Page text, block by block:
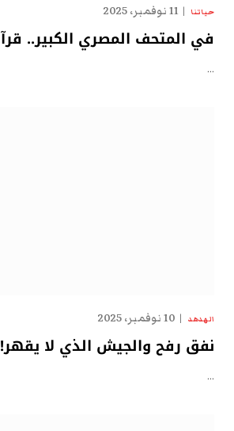
حياتنا 11 نوفمبر، 2025
في المتحف المصري الكبير..
…
الهدهد 10 نوفمبر، 2025
نفق رفح والجيش الذي لا يقهر!
…